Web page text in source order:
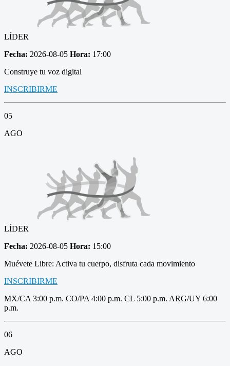
LÍDER
Fecha: 2026-08-05 Hora: 17:00
Construye tu voz digital
INSCRIBIRME
05
AGO
LÍDER
Fecha: 2026-08-05 Hora: 15:00
Muévete Libre: Activa tu cuerpo, disfruta cada movimiento
INSCRIBIRME
MX/CA 3:00 p.m. CO/PA 4:00 p.m. CL 5:00 p.m. ARG/UY 6:00
p.m.
06
AGO